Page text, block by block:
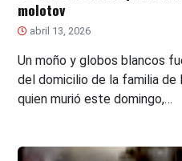
molotov
abril 13, 2026
Un moño y globos blancos
del domicilio de la familia de
quien murió este domingo,…